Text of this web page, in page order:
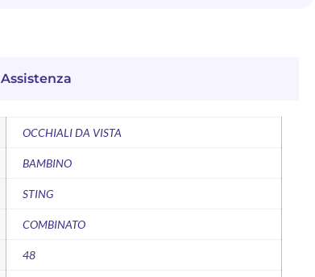
Assistenza
OCCHIALI DA VISTA
BAMBINO
STING
COMBINATO
48